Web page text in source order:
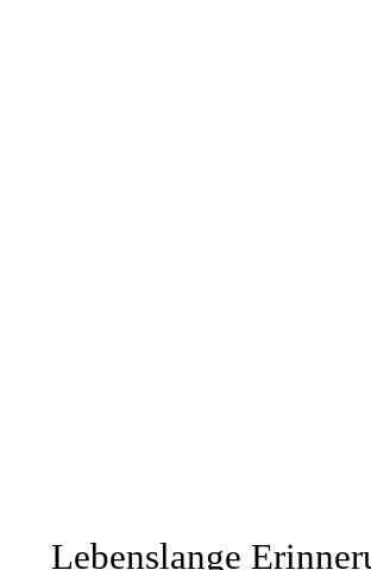
Lebenslange